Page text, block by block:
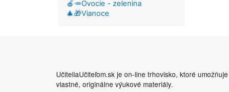
🍎🥕Ovocie - zelenina
🎄🎁Vianoce
UčiteliaUčiteľom.sk je on-line trhovisko, ktoré
vlastné, originálne výukové materiály.